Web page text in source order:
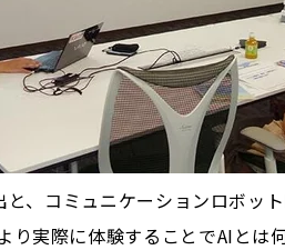
、コミュニケーションロボッ
り実際に体験することでAIと